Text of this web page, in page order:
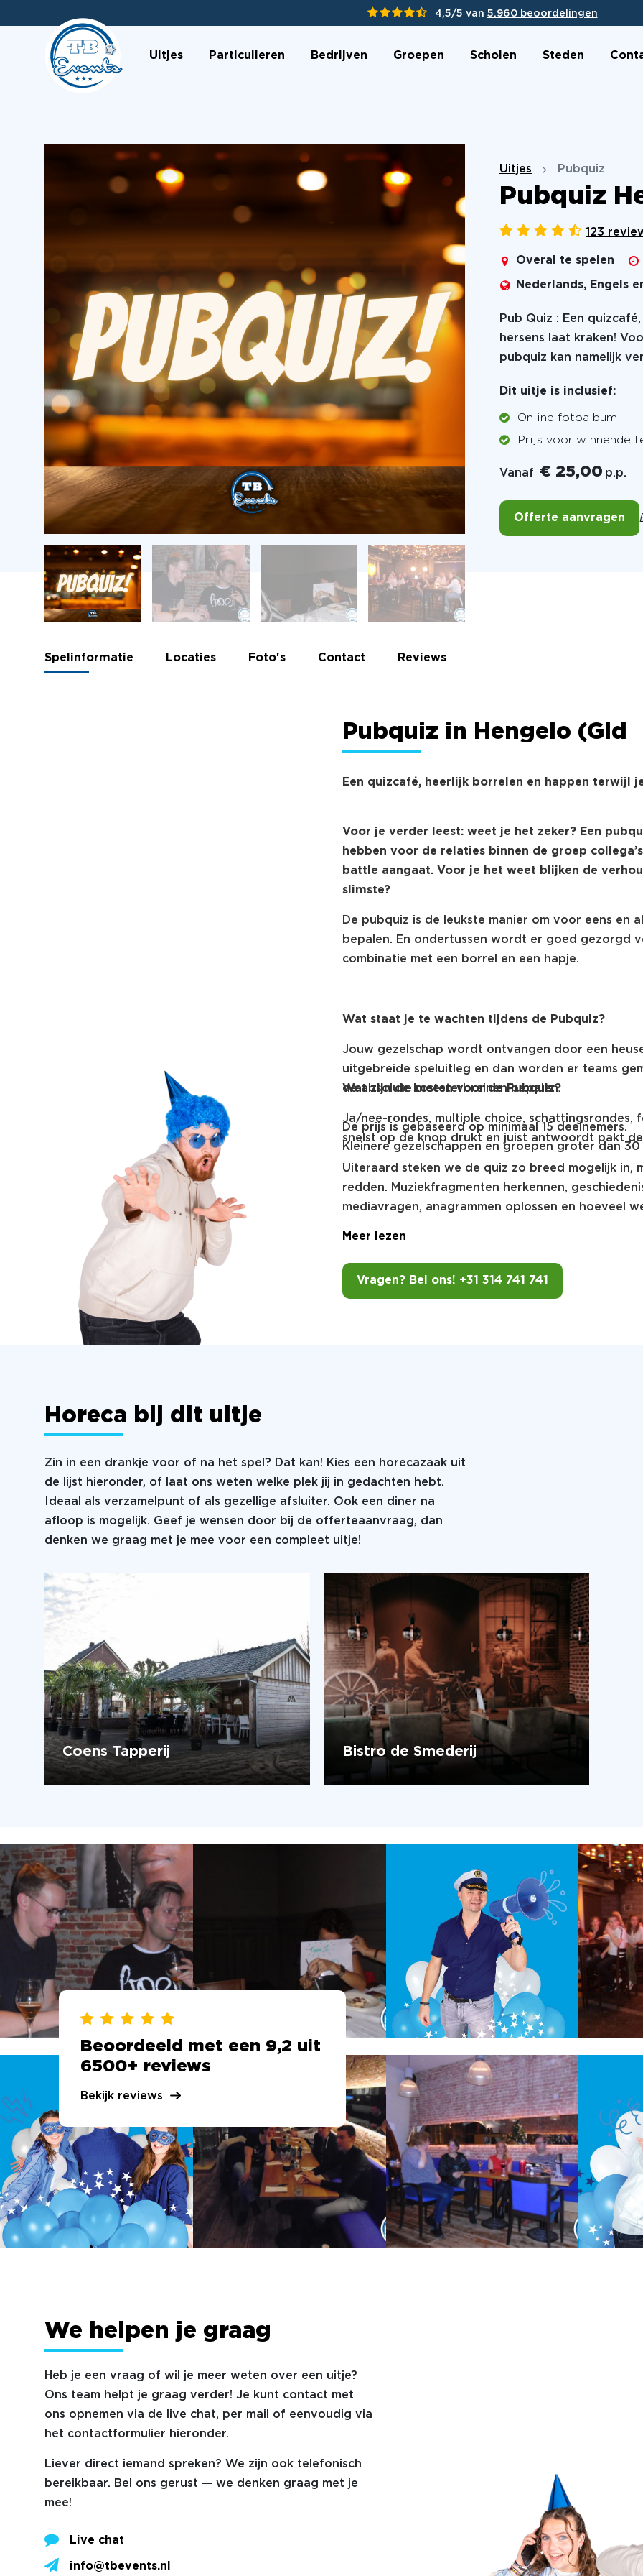
4,5/5 van 5.960 beoordelingen
Uitjes Particulieren Bedrijven Groepen Scholen Steden
Uitjes Pubquiz
Pubquiz
123
Overal te spelen
Nederlands, Engels
Pub Quiz : Een
hersens laat kraken!
pubquiz kan namelijk
Dit uitje is inclusief:
Online fotoalbum
Prijs voor winnende
Vanaf € 25,00 p.p.
Offerte aanvragen
Spelinformatie Locaties Foto's Contact Reviews
Pubquiz in Hengelo (Gld
Een quizcafé, heerlijk borrelen en happen terwijl
Voor je verder leest: weet je het zeker? Een
hebben voor de relaties binnen de groep
battle aangaat. Voor je het weet blijken de
slimste?
De pubquiz is de leukste manier om voor eens en
bepalen. En ondertussen wordt er goed gezorgd
combinatie met een borrel en een hapje.
Wat staat je te wachten tijdens de Pubquiz?
Jouw gezelschap wordt ontvangen door een
uitgebreide speluitleg en dan worden er teams
de absolute meesterbreinen bepalen.
Ja/nee-rondes, multiple choice,
snelst op de knop drukt en juist antwoordt pakt
Uiteraard steken we de quiz zo breed mogelijk in,
redden. Muziekfragmenten herkennen,
mediavragen, anagrammen oplossen en hoeveel
De beste masterminds komen elkaar tegen in de
geluk is zeker welkom!
Een lekkere lunch of diner maakt je dag echt af!
Dit zit niet bij de prijs inbegrepen, maar er zijn
opties.
Wat zijn de kosten voor de Pubquiz?
De prijs is gebaseerd op minimaal 15 deelnemers.
Kleinere gezelschappen en groepen groter dan
Meer lezen
Vragen? Bel ons! +31 314 741 741
Horeca bij dit uitje
Zin in een drankje voor of na het spel? Dat kan! Kies een horecazaak uit
de lijst hieronder, of laat ons weten welke plek jij in gedachten hebt.
Ideaal als verzamelpunt of als gezellige afsluiter. Ook een diner na
afloop is mogelijk. Geef je wensen door bij de offerteaanvraag, dan
denken we graag met je mee voor een compleet uitje!
Coens Tapperij Bistro de Smederij
Beoordeeld met een 9,2 uit
6500+ reviews
Bekijk reviews
We helpen je graag
Heb je een vraag of wil je meer weten over een uitje?
Ons team helpt je graag verder! Je kunt contact met
ons opnemen via de live chat, per mail of eenvoudig via
het contactformulier hieronder.
Liever direct iemand spreken? We zijn ook telefonisch
bereikbaar. Bel ons gerust — we denken graag met je
mee!
Live chat
info@tbevents.nl